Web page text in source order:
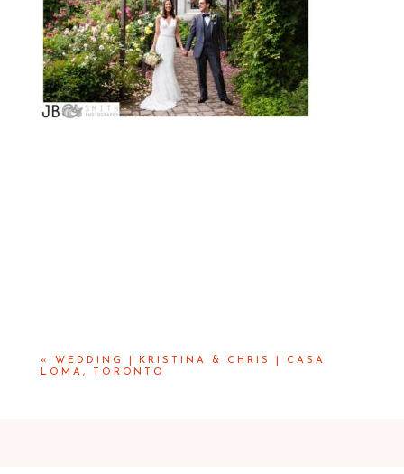
«
WEDDING | KRISTINA & CHRIS | CASA
LOMA, TORONTO